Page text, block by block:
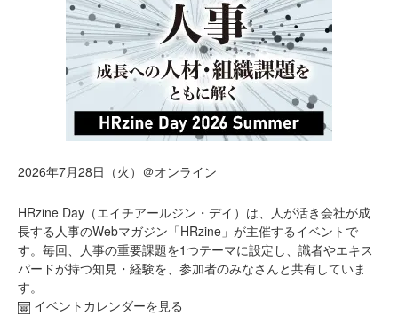
2026年7月28日（火）＠オンライン
HRzine Day（エイチアールジン・デイ）は、人が活き会社が成
長する人事のWebマガジン「HRzine」が主催するイベントで
す。毎回、人事の重要課題を1つテーマに設定し、識者やエキス
パードが持つ知見・経験を、参加者のみなさんと共有していま
す。
イベントカレンダーを見る